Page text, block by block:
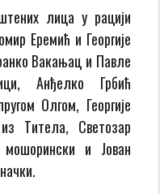
лица у рацији
Еремић и Георгије
Вакањац и Павле
Анђелко Грбић
Олгом, Георгије
Титела, Светозар
и Јован